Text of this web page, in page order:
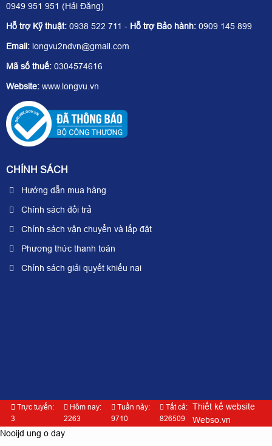
0949 951 951 (Hải Đăng)
Hỗ trợ Kỹ thuật: 0938 522 711 - Hỗ trợ Bảo hành: 0909 145 899
Email: longvu2ndvn@gmail.com
Mã số thuế: 0304574616
Website: www.longvu.vn
CHÍNH SÁCH
Hướng dẫn mua hàng
Chính sách đổi trả
Chính sách vận chuyển và lắp đặt
Phương thức thanh toán
Chính sách giải quyết khiếu nại
Trực tuyến:
3
Hôm nay:
2263
Tuần này:
9710
Tất cả:
826509
Thiết kế website
Webso.vn
Nooijd ung o day